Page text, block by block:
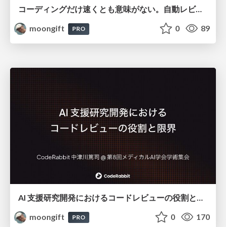
コーディングだけ速くとも意味がない。自動レビューによる開発の高速化
moongift
PRO 0 89
AI 支援研究開発におけるコードレビューの役割と限界
moongift
PRO 0 170